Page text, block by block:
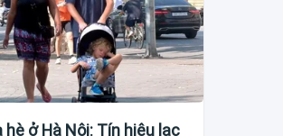
Nội: Tín hiệu lạc